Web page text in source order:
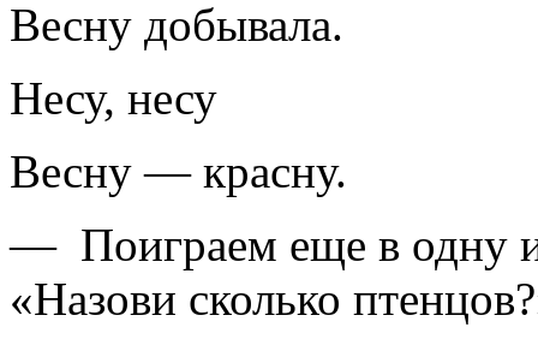
Весну добывала.
Несу, несу
Весну — красну.
— Поиграем еще в одну
«Назови сколько